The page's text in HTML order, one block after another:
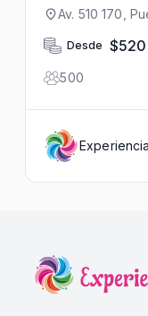
Av. 510 170,
CDMX, México
Desde $520
500